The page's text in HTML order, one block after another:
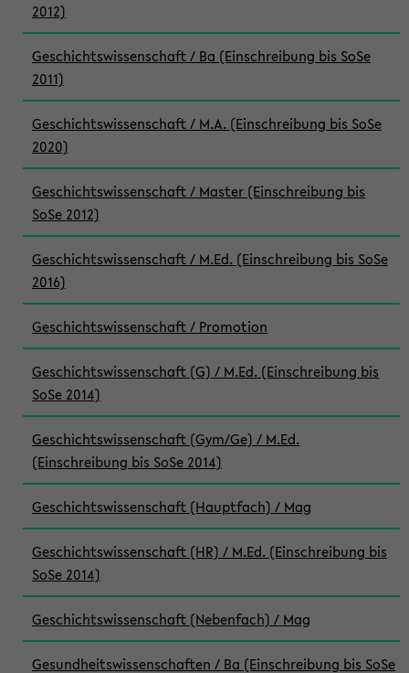
2012)
Geschichtswissenschaft / Ba (Einschreibung bis SoSe
2011)
Geschichtswissenschaft / M.A. (Einschreibung bis SoSe
2020)
Geschichtswissenschaft / Master (Einschreibung bis
SoSe 2012)
Geschichtswissenschaft / M.Ed. (Einschreibung bis SoSe
2016)
Geschichtswissenschaft / Promotion
Geschichtswissenschaft (G) / M.Ed. (Einschreibung bis
SoSe 2014)
Geschichtswissenschaft (Gym/Ge) / M.Ed.
(Einschreibung bis SoSe 2014)
Geschichtswissenschaft (Hauptfach) / Mag
Geschichtswissenschaft (HR) / M.Ed. (Einschreibung bis
SoSe 2014)
Geschichtswissenschaft (Nebenfach) / Mag
Gesundheitswissenschaften / Ba (Einschreibung bis SoSe